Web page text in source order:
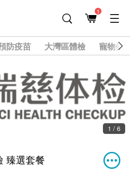
1
防疫苗 大灣區體檢 寵物健
1 / 6
臻選套餐